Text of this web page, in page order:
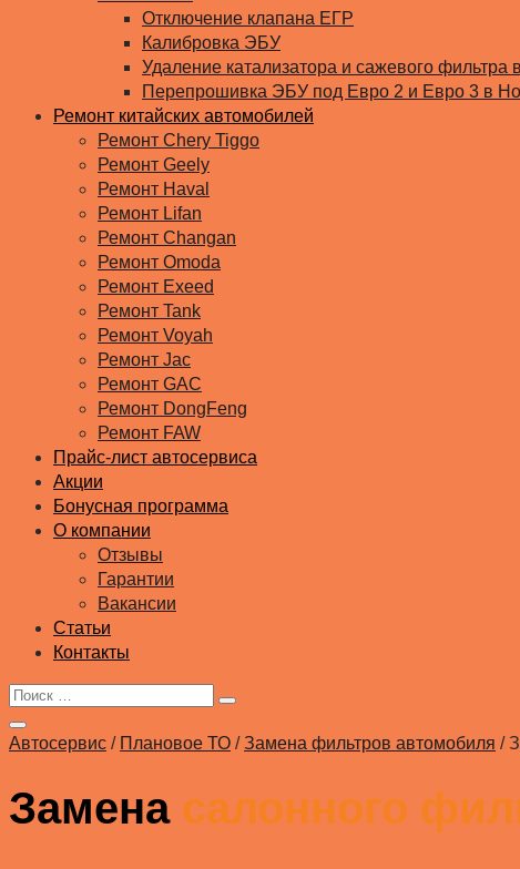
Отключение клапана ЕГР
Калибровка ЭБУ
Удаление катализатора и сажевого фильтра
Перепрошивка ЭБУ под Евро 2 и Евро 3 в
Ремонт китайских автомобилей
Ремонт Chery Tiggo
Ремонт Geely
Ремонт Haval
Ремонт Lifan
Ремонт Changan
Ремонт Omoda
Ремонт Exeed
Ремонт Tank
Ремонт Voyah
Ремонт Jac
Ремонт GAC
Ремонт DongFeng
Ремонт FAW
Прайс-лист автосервиса
Акции
Бонусная программа
О компании
Отзывы
Гарантии
Вакансии
Статьи
Контакты
Автосервис / Плановое ТО / Замена фильтров автомобиля /
Замена салонного